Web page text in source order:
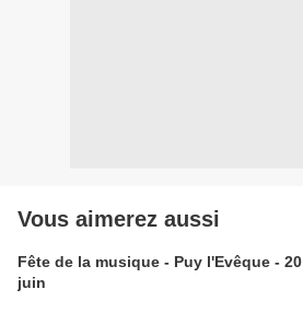
Vous aimerez aussi
Fête de la musique - Puy l'Evêque - 20
juin